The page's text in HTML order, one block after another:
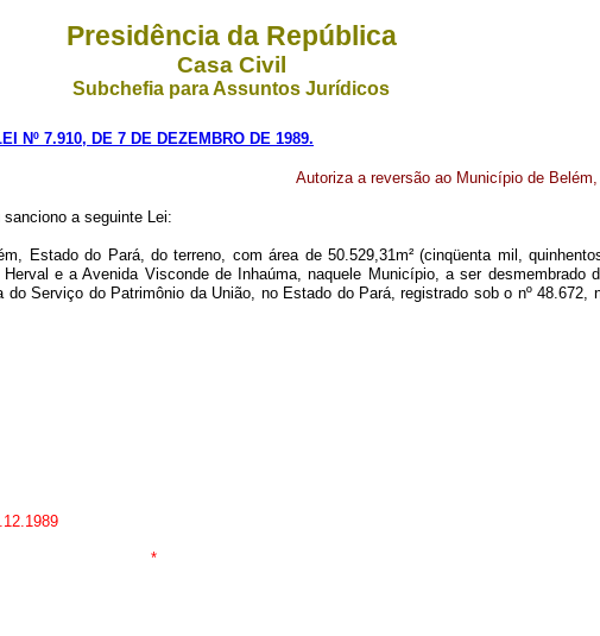
Presidência da República
Casa Civil
Subchefia para Assuntos Jurídicos
Nº 7.910, DE 7 DE DEZEMBRO DE 1989.
Autoriza a reversão ao Município de
a seguinte Lei:
Estado do Pará, do terreno, com área de 50.529,31m² (cinqüenta mil,
e a Avenida Visconde de Inhaúma, naquele Município, a ser desmembrado
Serviço do Patrimônio da União, no Estado do Pará, registrado sob o nº
*